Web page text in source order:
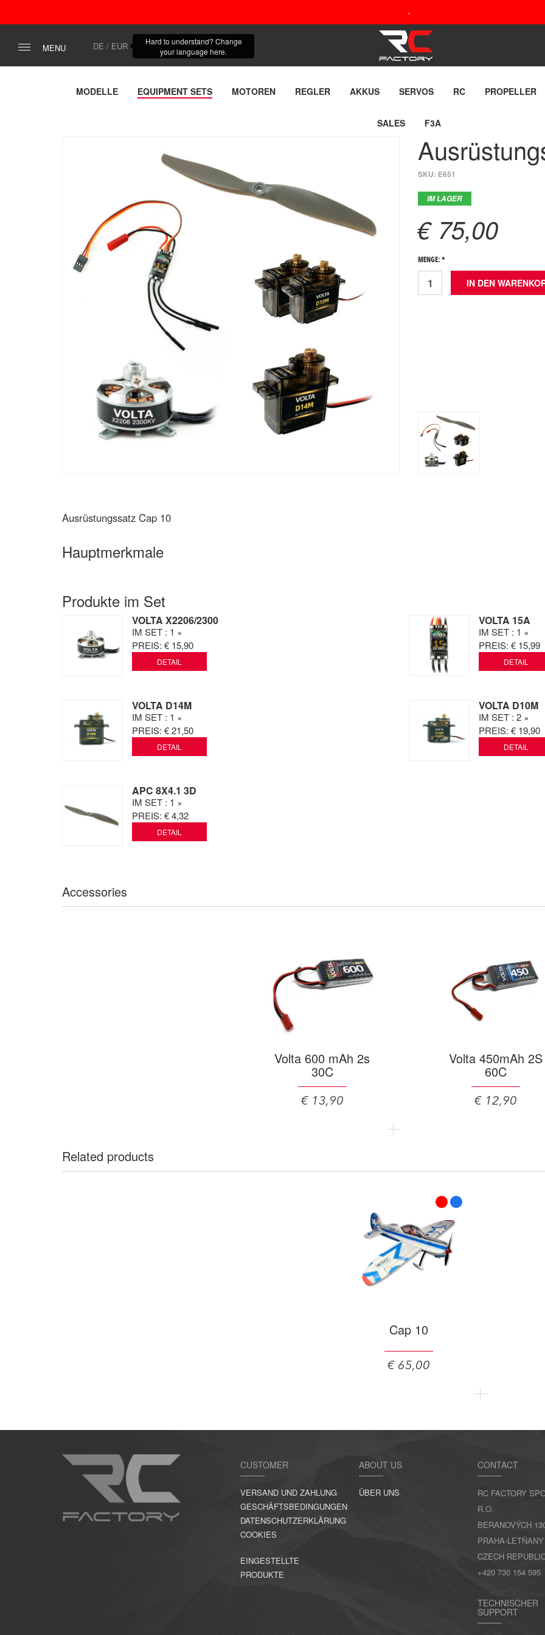
-
MENU DE / EUR
Hard to understand? Change
your language here.
MODELLE EQUIPMENT SETS MOTOREN REGLER AKKUS SERVOS RC PROPELLER
SALES F3A
SKU: E651
IM LAGER
€ 75,00
MENGE: *
Ausrüstungssatz Cap 10
Hauptmerkmale
Produkte im Set
VOLTA X2206/2300
IM SET : 1 ×
PREIS: € 15,90
DETAIL
VOLTA 15A
IM SET : 1 ×
PREIS: € 15,99
DETAIL
VOLTA D14M
IM SET : 1 ×
PREIS: € 21,50
DETAIL
VOLTA D10M
IM SET : 2 ×
PREIS: € 19,90
DETAIL
APC 8X4.1 3D
IM SET : 1 ×
PREIS: € 4,32
DETAIL
Accessories
Volta 600 mAh 2s
30C
€ 13,90
Volta 450mAh 2S
60C
€ 12,90
Related products
Cap 10
€ 65,00
CUSTOMER
VERSAND UND ZAHLUNG
GESCHÄFTSBEDINGUNGEN
DATENSCHUTZERKLÄRUNG
COOKIES
EINGESTELLTE
PRODUKTE
ABOUT US
ÜBER UNS
CONTACT
RC FACTORY
R.O.
BERANOVÝCH
PRAHA-LETŇANY
CZECH
+420 730 154 595
TECHNISCHER
SUPPORT